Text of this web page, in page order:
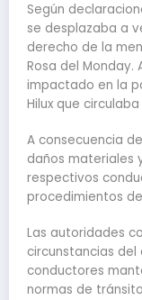
Según
se desplazaba a
derecho de la
Rosa del Monday.
impactado en la
Hilux que
A consecuencia
daños materiales
respectivos
procedimientos
Las autoridades
circunstancias
conductores
normas de